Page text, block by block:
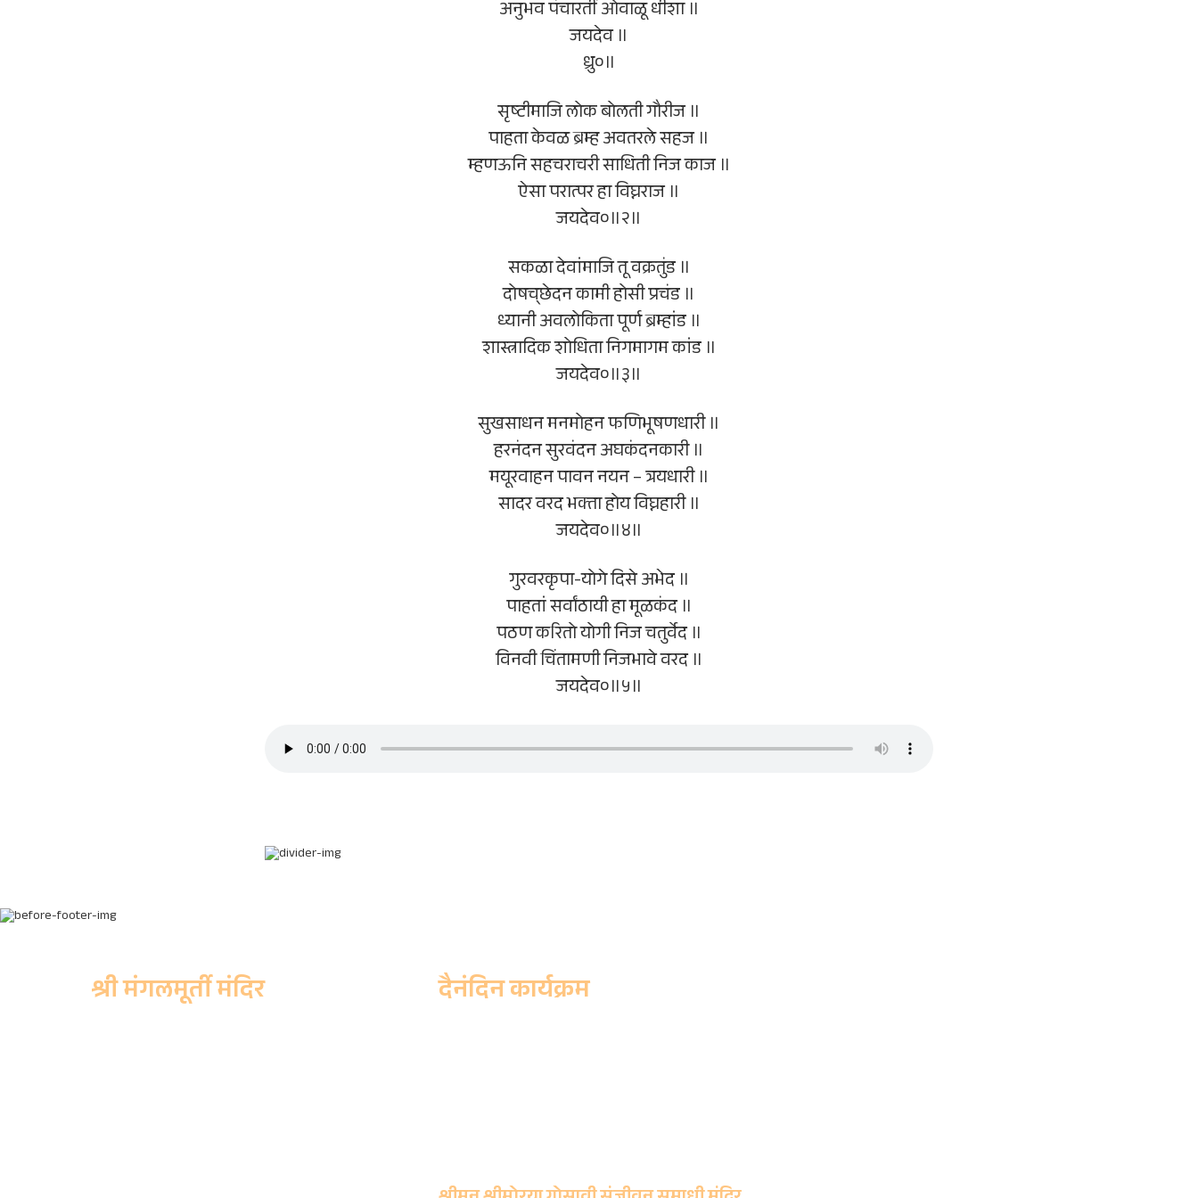
अनुभव पंचारतीं ओवाळू धीशा ॥
जयदेव ॥
ध्रु०॥
सृष्टीमाजि लोक बोलती गौरीज ॥
पाहता केवळ ब्रम्ह अवतरले सहज ॥
म्हणऊनि सहचराचरी साधिती निज काज ॥
ऐसा परात्पर हा विघ्नराज ॥
जयदेव०॥२॥
सकळा देवांमाजि तू वक्रतुंड ॥
दोषच्‌छेदन कामी होसी प्रचंड ॥
ध्यानी अवलोकिता पूर्ण ब्रम्हांड ॥
शास्त्रादिक शोधिता निगमागम कांड ॥
जयदेव०॥३॥
सुखसाधन मनमोहन फणिभूषणधारी ॥
हरनंदन सुरवंदन अघकंदनकारी ॥
मयूरवाहन पावन नयन – त्रयधारी ॥
सादर वरद भक्‍ता होय विघ्नहारी ॥
जयदेव०॥४॥
गुरवरकृपा-योगे दिसे अभेद ॥
पाहतां सर्वांठायी हा मूळकंद ॥
पठण करितो योगी निज चतुर्वेद ॥
विनवी चिंतामणी निजभावे वरद ॥
जयदेव०॥५॥
श्री मंगलमूर्ती मंदिर दैनंदिन कार्यक्रम